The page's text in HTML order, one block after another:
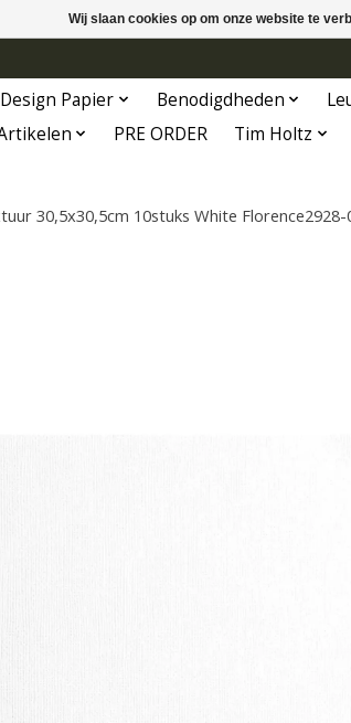
Design Papier Benodigdheden
PRE ORDER Tim Holtz
30,5x30,5cm 10stuks White Florence2928-
Wij slaan cookies op om onze website te